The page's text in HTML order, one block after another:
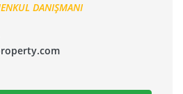
DANIŞMANI